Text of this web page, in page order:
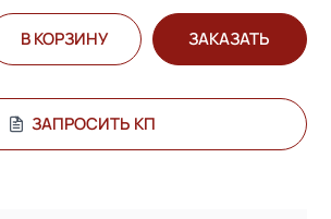
В КОРЗИНУ ЗАКАЗАТЬ
ЗАПРОСИТЬ КП